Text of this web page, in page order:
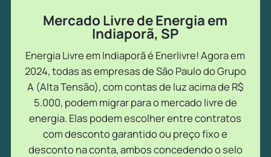
Mercado Livre de Energia em
Indiaporã, SP
Energia Livre em Indiaporã é Enerlivre! Agora em
2024, todas as empresas de São Paulo do Grupo
A (Alta Tensão), com contas de luz acima de R$
5.000, podem migrar para o mercado livre de
energia. Elas podem escolher entre contratos
com desconto garantido ou preço fixo e
desconto na conta, ambos concedendo o selo